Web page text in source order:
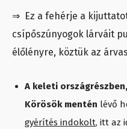
⇒ Ez a fehérje a
csípőszúnyogok lárváit
élőlényre, köztük az
A keleti
Körösök mentén lévő
gyérítés indokolt, itt az